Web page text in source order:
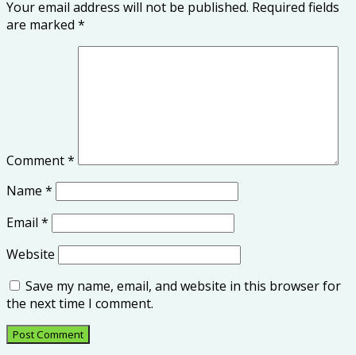
Your email address will not be published. Required fields
are marked *
Comment*
Name *
Email *
Website
Save my name, email, and website in this browser for
the next time I comment.